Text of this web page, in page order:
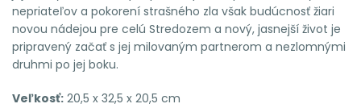
nepriateľov a pokorení strašného zla však budúcnosť žiari
novou nádejou pre celú Stredozem a nový, jasnejší život je
pripravený začať s jej milovaným partnerom a nezlomnými
druhmi po jej boku.
Veľkosť: 20,5 x 32,5 x 20,5 cm